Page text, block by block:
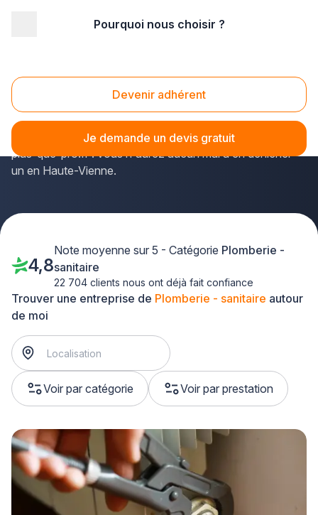
Pourquoi nous choisir ?
Devenir adhérent
Je demande un devis gratuit
Plomberie - sanitaire Haute-Vienne (87)
Poser une baignoire ou entretenir des douchessont
les tâches habituelles des plombiers apparaissant sur
plus-que-pro.fr : vous n'aurez aucun mal à en dénicher
un en Haute-Vienne.
Trouver une entreprise de Plomberie - sanitaire autour
de moi
Voir par catégorie Voir par prestation
4,8
Note moyenne sur 5 - Catégorie Plomberie -
sanitaire
22 704 clients nous ont déjà fait confiance